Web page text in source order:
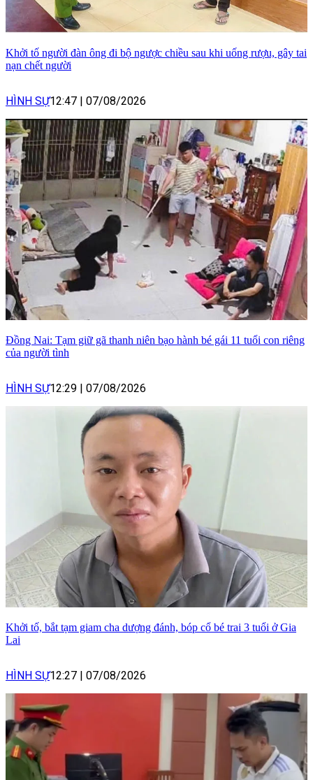
Khởi tố người đàn ông đi bộ ngược chiều sau khi uống rượu, gây tai
nạn chết người
HÌNH SỰ12:47 | 07/08/2026
Đồng Nai: Tạm giữ gã thanh niên bạo hành bé gái 11 tuổi con riêng
của người tình
HÌNH SỰ12:29 | 07/08/2026
Khởi tố, bắt tạm giam cha dượng đánh, bóp cổ bé trai 3 tuổi ở Gia
Lai
HÌNH SỰ12:27 | 07/08/2026